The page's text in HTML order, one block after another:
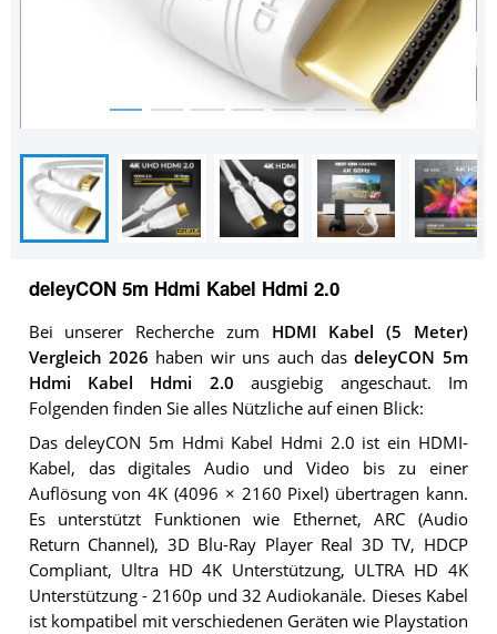
deleyCON 5m Hdmi Kabel Hdmi 2.0
Bei unserer Recherche zum HDMI Kabel (5 Meter)
Vergleich 2026 haben wir uns auch dasdeleyCON 5m
Hdmi Kabel Hdmi 2.0 ausgiebig angeschaut. Im
Folgenden finden Sie alles Nützliche auf einen Blick:
Das deleyCON 5m Hdmi Kabel Hdmi 2.0 ist ein HDMI-
Kabel, das digitales Audio und Video bis zu einer
Auflösung von 4K (4096 × 2160 Pixel) übertragen kann.
Es unterstützt Funktionen wie Ethernet, ARC (Audio
Return Channel), 3D Blu-Ray Player Real 3D TV, HDCP
Compliant, Ultra HD 4K Unterstützung, ULTRA HD 4K
Unterstützung - 2160p und 32 Audiokanäle. Dieses Kabel
ist kompatibel mit verschiedenen Geräten wie Playstation